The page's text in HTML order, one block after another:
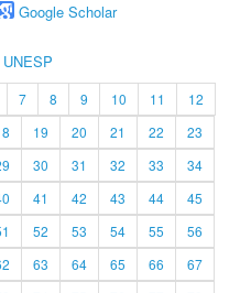
Google Scholar
7 8 9 10 11
12
19 20 21 22
23
30 31 32 33
34
41 42 43 44
45
52 53 54 55
56
63 64 65 66
67